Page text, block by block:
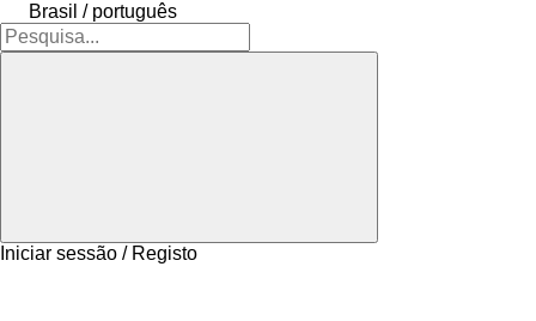
Brasil / português
Iniciar sessão / Registo